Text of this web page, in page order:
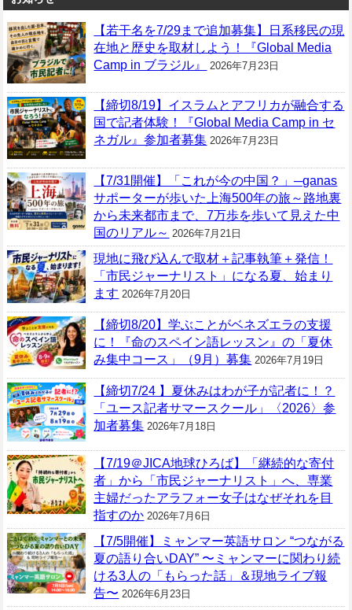
【若干名を7/29まで追加募集】日系移民の現
在地と歴史を取材しよう！『Global Media
Camp in ブラジル』
2026年7月23日
【締切8/19】イスラムとアフリカが融合する
国で記者体験！『Global Media Camp in セ
ネガル』参加者募集 2026年7月23日
【7/31開催】「これが今の中国？」─ganas
サポーターが歩いた上海500年の旅～路地裏
から未来都市まで、7万歩を歩いて見えた中
国のリアル～ 2026年7月21日
現地に飛び込んで取材＋記事執筆＋発信！
「市民ジャーナリスト」になる夏、始まり
ます 2026年7月20日
【締切8/20】学ぶことがベネズエラの支援
に！『命のスペイン語レッスン』の「夏休
み集中コース」（9月）募集 2026年7月19日
【締切7/24 】夏休みはわが子が記者に！？
「ユース記者サマースクール」〈2026〉参
加者募集 2026年7月18日
【7/19＠JICA地球ひろば】「継続的な寄付
者」から「市民ジャーナリスト」へ、専業
主婦だったアラフォー女子はなぜそれを目
指すのか 2026年7月6日
【7/5開催】ミャンマー英語サロン “つながる
夏の語り合いDAY” 〜ミャンマーに関わり続
ける3人の「もらった話」＆現地ライブ報
告〜 2026年6月23日